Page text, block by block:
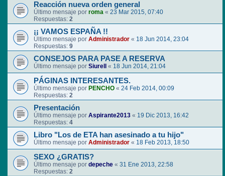
Reacción nueva orden general
Último mensaje por roma « 23 Mar 2015, 07:40
Respuestas: 2
¡¡ VAMOS ESPAÑA !!
Último mensaje por Administrador « 18 Jun 2014, 23:04
Respuestas: 9
CONSEJOS PARA PASE A RESERVA
Último mensaje por Siurell « 18 Jun 2014, 21:04
PÁGINAS INTERESANTES.
Último mensaje por PENCHO « 24 Feb 2014, 00:09
Respuestas: 2
Presentación
Último mensaje por Aspirante2013 « 19 Dic 2013, 16:42
Respuestas: 4
Libro "Los de ETA han asesinado a tu hijo"
Último mensaje por Administrador « 18 Feb 2013, 18:50
SEXO ¿GRATIS?
Último mensaje por depeche « 31 Ene 2013, 22:58
Respuestas: 2